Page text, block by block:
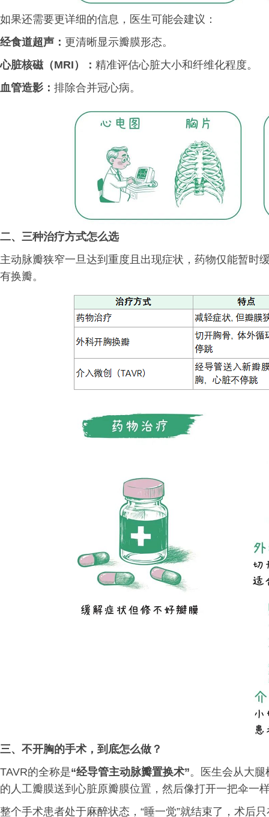
如果还需要更详细的信息，医生可能会建议：
经食道超声： 更清晰显示瓣膜形态。
心脏核磁（MRI）： 精准评估心脏大小和纤维化程度。
血管造影： 排除合并冠心病。
二、 三种治疗方式怎么选
主动脉瓣狭窄一旦达到重度且出现症状，药物仅能暂时
有换瓣。
三、 不开胸的手术，到底怎么做？
TAVR的全称是“经导管主动脉瓣置换术”。医生会从大
的人工瓣膜送到心脏原瓣膜位置，然后像打开一把伞一
整个手术患者处于麻醉状态，“睡一觉”就结束了，术后